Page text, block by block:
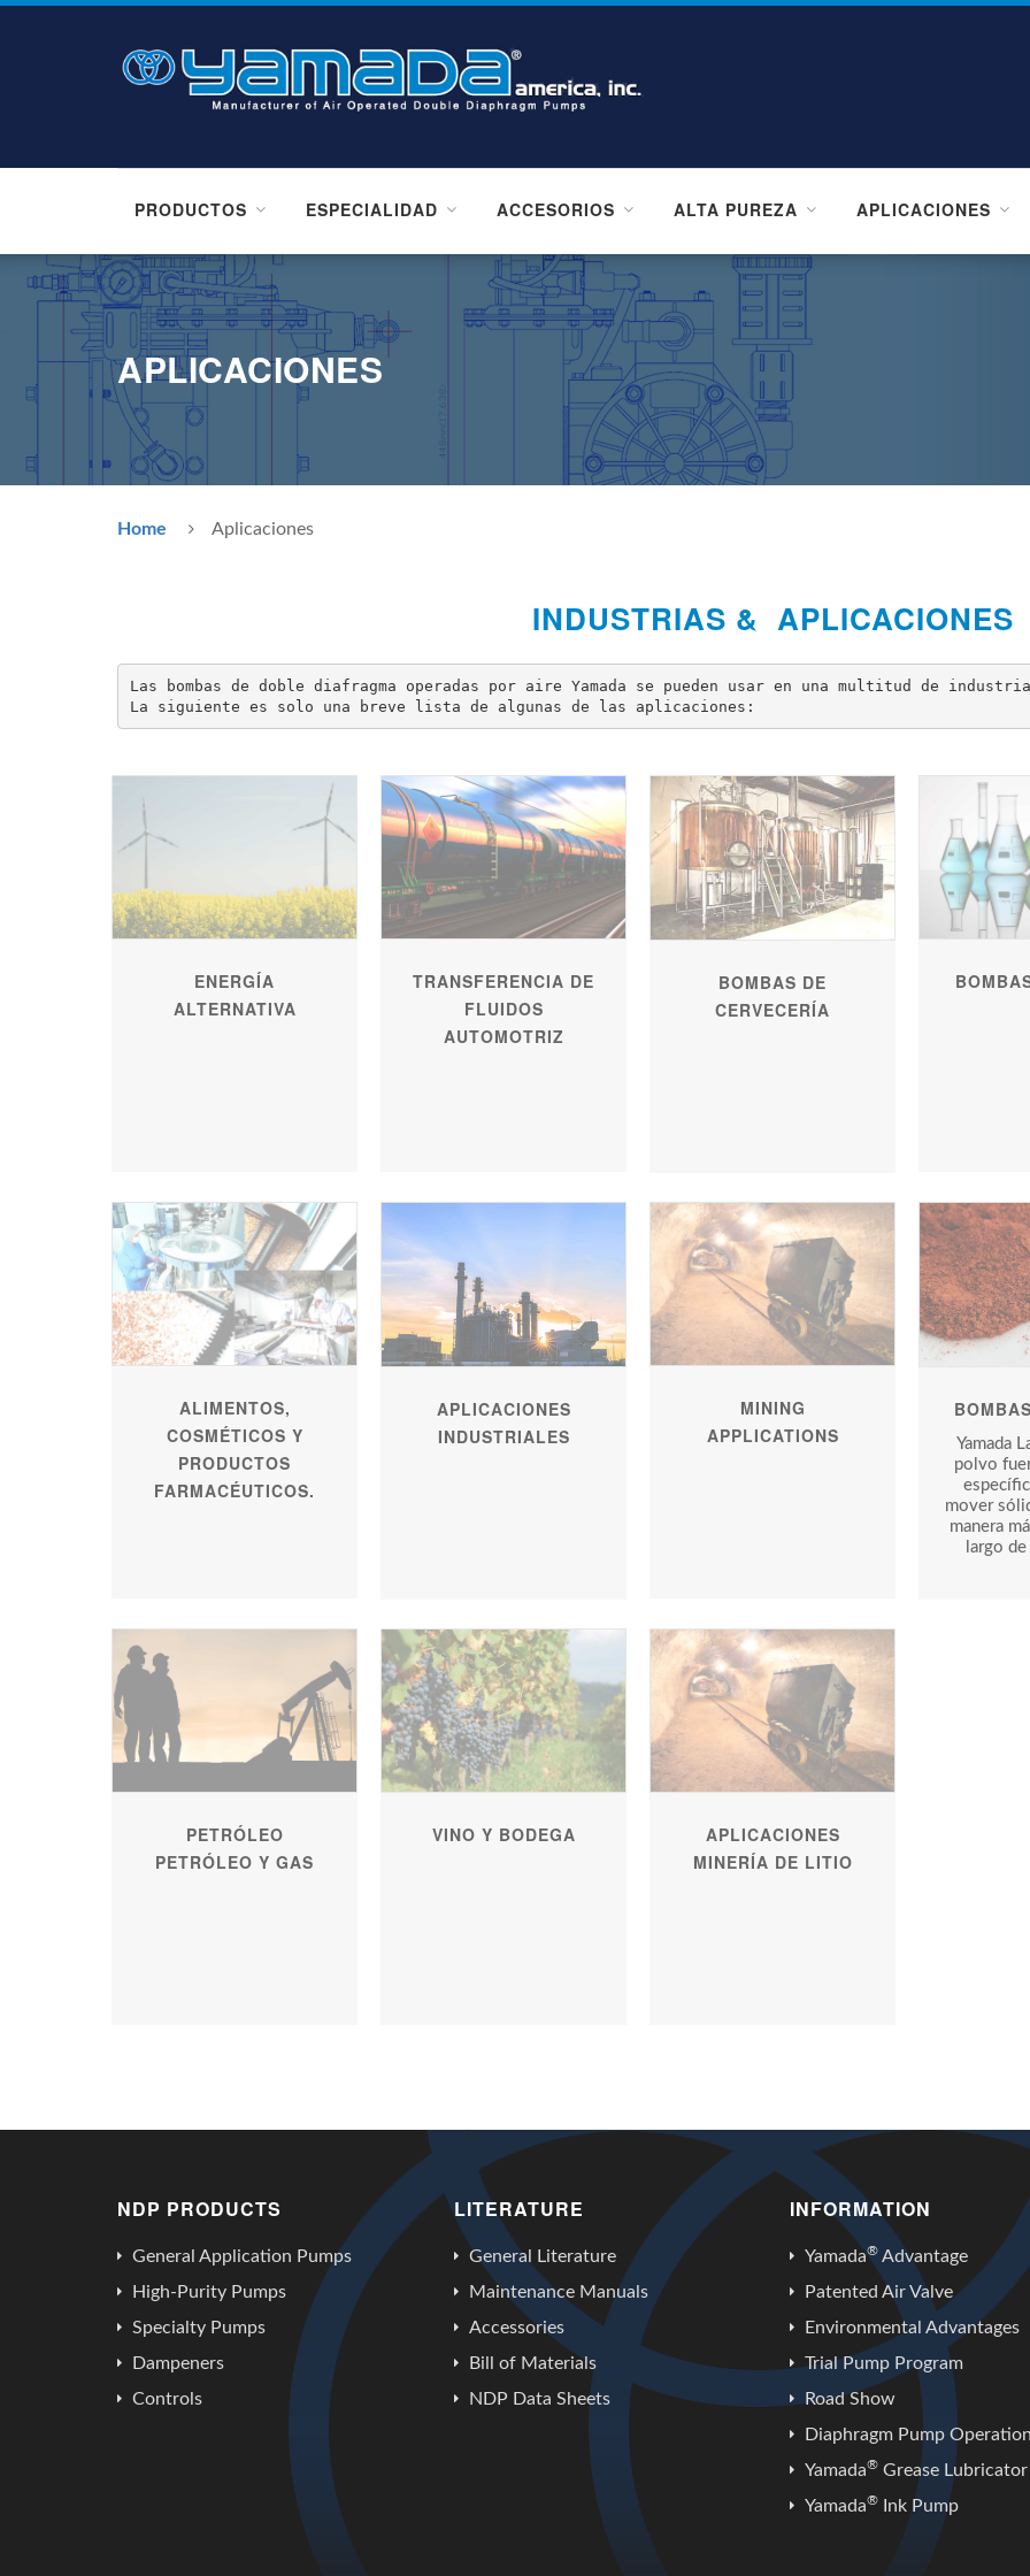
PRODUCTOS ESPECIALIDAD ACCESORIOS ALTA PUREZA APLICACIONES
APLICACIONES
Home Aplicaciones
INDUSTRIAS & APLICACIONES
Las bombas de doble diafragma operadas por aire Yamada se pueden usar en una multitud de
La siguiente es solo una breve lista de algunas de las aplicaciones:
ENERGÍA
ALTERNATIVA
TRANSFERENCIA DE
FLUIDOS
AUTOMOTRIZ
BOMBAS DE
CERVECERÍA
ALIMENTOS,
COSMÉTICOS Y
PRODUCTOS
FARMACÉUTICOS.
APLICACIONES
INDUSTRIALES
MINING
APPLICATIONS
Yamada
polvo
mover
manera
largo
PETRÓLEO
PETRÓLEO Y GAS
VINO Y BODEGA
APLICACIONES
MINERÍA DE LITIO
NDP PRODUCTS
General Application Pumps
High-Purity Pumps
Specialty Pumps
Dampeners
Controls
LITERATURE
General Literature
Maintenance Manuals
Accessories
Bill of Materials
NDP Data Sheets
INFORMATION
Yamada® Advantage
Patented Air Valve
Environmental Advantages
Trial Pump Program
Road Show
Diaphragm Pump Operation
Yamada® Grease Lubricator
Yamada® Ink Pump